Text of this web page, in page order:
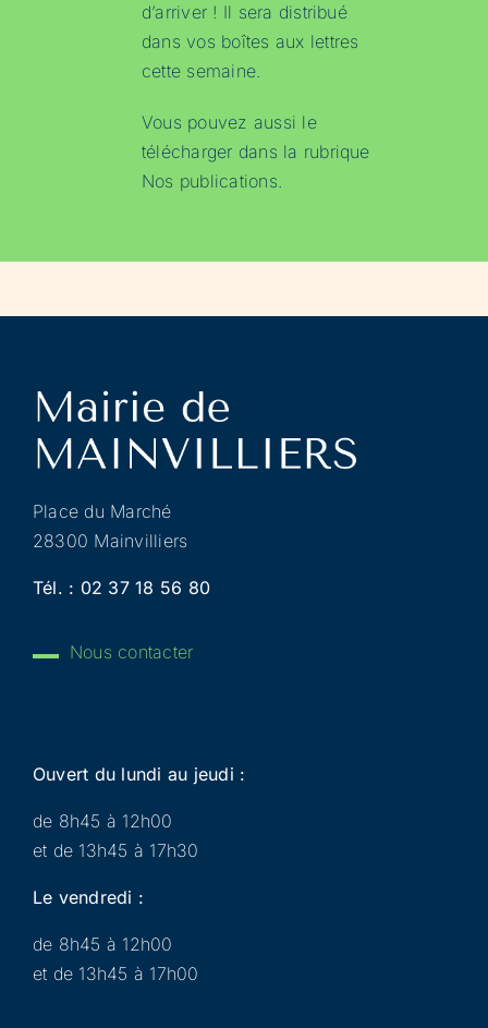
d’arriver ! Il sera distribué
dans vos boîtes aux lettres
cette semaine.
Vous pouvez aussi le
télécharger dans la rubrique
Nos publications.
Place du Marché
28300 Mainvilliers
Tél. : 02 37 18 56 80
Nous contacter
Ouvert du lundi au jeudi :
de 8h45 à 12h00
et de 13h45 à 17h30
Le vendredi :
de 8h45 à 12h00
et de 13h45 à 17h00